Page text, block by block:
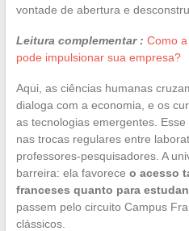
vontade de abertura e
Leitura complementar : Como
pode impulsionar sua empresa?
Aqui, as ciências humanas
dialoga com a economia, e os
as tecnologias emergentes.
nas trocas regulares entre
professores-pesquisadores. A
barreira: ela favorece o acesso
franceses quanto para
passem pelo circuito Campus
clássicos.